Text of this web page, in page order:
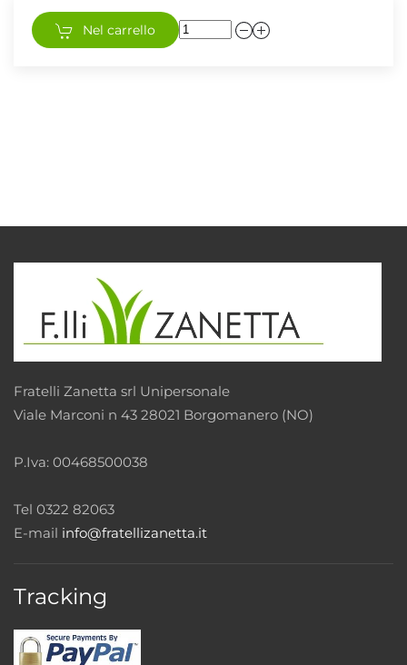
Nel carrello
Fratelli Zanetta srl Unipersonale
Viale Marconi n 43 28021 Borgomanero (NO)
P.Iva: 00468500038
Tel 0322 82063
E-mail info@fratellizanetta.it
Tracking